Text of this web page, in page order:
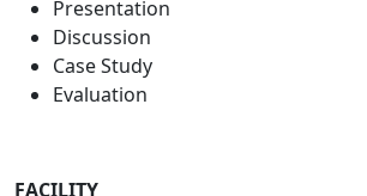
Presentation
Discussion
Case Study
Evaluation
FACILITY